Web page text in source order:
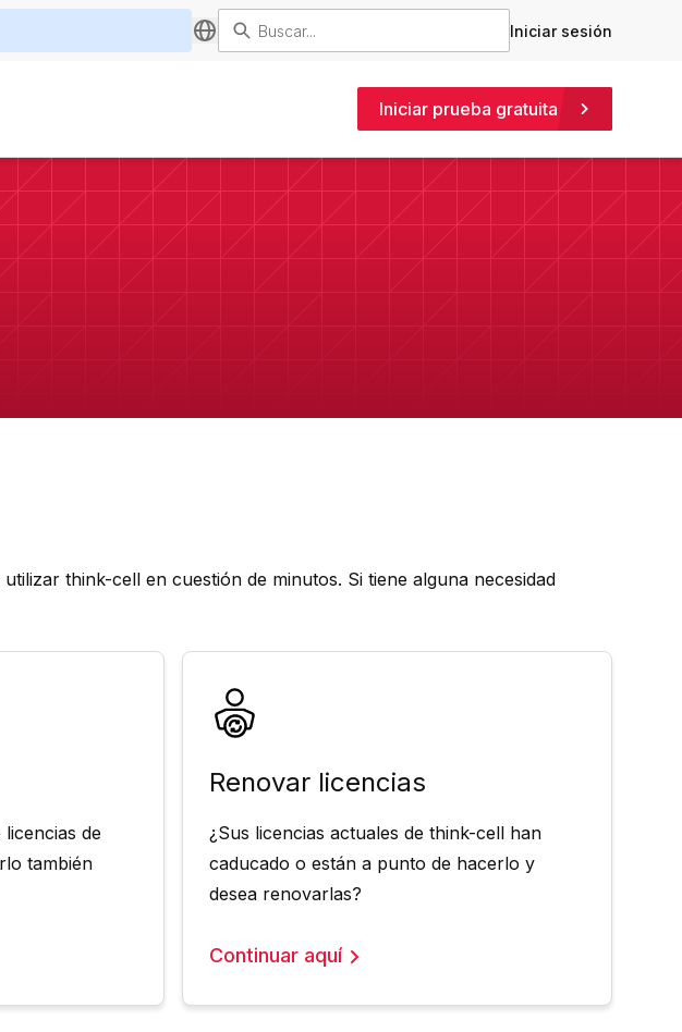
Iniciar sesión
Iniciar prueba gratuita
think-cell en cuestión de minutos. Si tiene alguna necesidad
de
también
Renovar licencias
¿Sus licencias actuales de think-cell han
caducado o están a punto de hacerlo y
desea renovarlas?
Continuar aquí